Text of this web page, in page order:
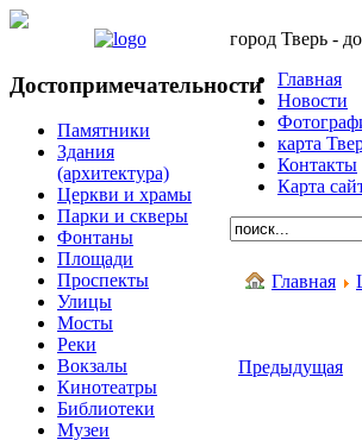
Достопримечательности
Памятники
Здания
(архитектура)
Церкви и храмы
Парки и скверы
Фонтаны
Площади
Проспекты
Улицы
Мосты
Реки
Вокзалы
Кинотеатры
Библиотеки
Музеи
город Тверь -
Главная
Новости
карта
Контакты
Карта
Главная
Предыдущая